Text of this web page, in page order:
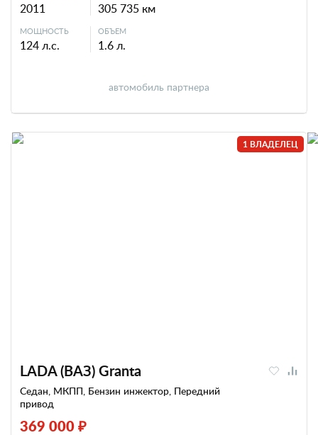
2011 305 735 км
МОЩНОСТЬ
124 л.с.
ОБЪЕМ
1.6 л.
автомобиль партнера
1 ВЛАДЕЛЕЦ
LADA (ВАЗ) Granta
Седан, МКПП, Бензин инжектор, Передний
привод
369 000 ₽